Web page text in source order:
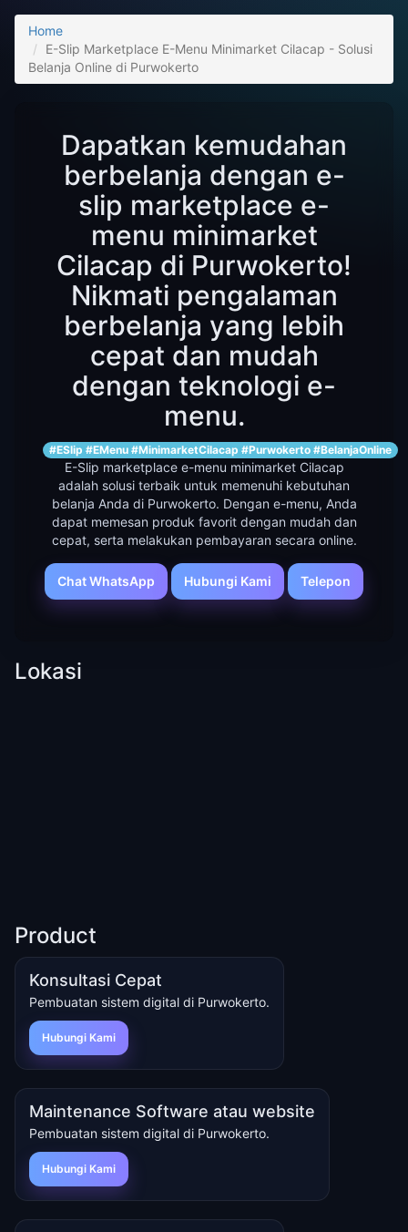
Home
E-Slip Marketplace E-Menu Minimarket Cilacap - Solusi
Belanja Online di Purwokerto
Dapatkan kemudahan
berbelanja dengan e-
slip marketplace e-
menu minimarket
Cilacap di Purwokerto!
Nikmati pengalaman
berbelanja yang lebih
cepat dan mudah
dengan teknologi e-
menu.
#ESlip #EMenu #MinimarketCilacap #Purwokerto #BelanjaOnline
E-Slip marketplace e-menu minimarket Cilacap
adalah solusi terbaik untuk memenuhi kebutuhan
belanja Anda di Purwokerto. Dengan e-menu, Anda
dapat memesan produk favorit dengan mudah dan
cepat, serta melakukan pembayaran secara online.
Chat WhatsApp Hubungi Kami Telepon
Lokasi
Product
Konsultasi Cepat
Pembuatan sistem digital di Purwokerto.
Hubungi Kami
Maintenance Software atau website
Pembuatan sistem digital di Purwokerto.
Hubungi Kami